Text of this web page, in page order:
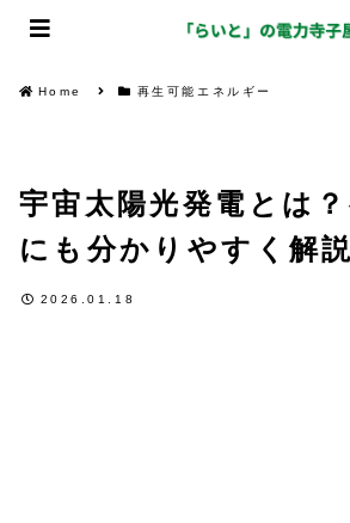
Home 再生可能エネルギー
宇宙太陽光発電とは
にも分かりやすく解説
2026.01.18